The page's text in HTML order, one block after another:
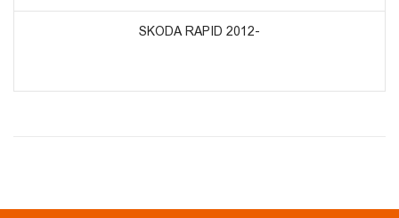
SKODA RAPID 2012-